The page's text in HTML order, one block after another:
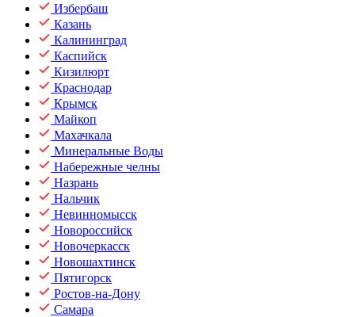
Избербаш
Казань
Калининград
Каспийск
Кизилюрт
Краснодар
Крымск
Майкоп
Махачкала
Минеральные Воды
Набережные челны
Назрань
Нальчик
Невинномысск
Новороссийск
Новочеркасск
Новошахтинск
Пятигорск
Ростов-на-Дону
Самара